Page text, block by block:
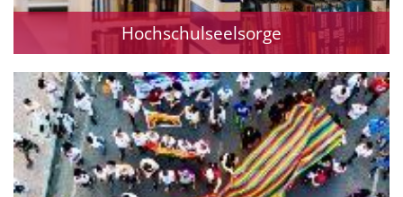
Hochschulseelsorge